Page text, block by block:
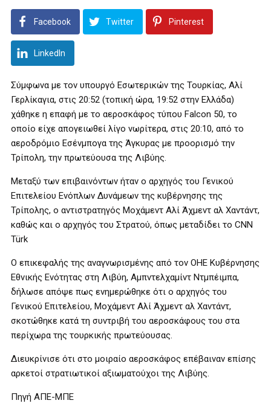
Facebook Twitter Pinterest
LinkedIn
Σύμφωνα με τον υπουργό Εσωτερικών της Τουρκίας, Αλί
Γερλίκαγια, στις 20:52 (τοπική ώρα, 19:52 στην Ελλάδα)
χάθηκε η επαφή με το αεροσκάφος τύπου Falcon 50, το
οποίο είχε απογειωθεί λίγο νωρίτερα, στις 20:10, από το
αεροδρόμιο Εσένμπογα της Άγκυρας με προορισμό την
Τρίπολη, την πρωτεύουσα της Λιβύης.
Μεταξύ των επιβαινόντων ήταν ο αρχηγός του Γενικού
Επιτελείου Ενόπλων Δυνάμεων της κυβέρνησης της
Τρίπολης, ο αντιστρατηγός Μοχάμεντ Αλί Άχμεντ αλ Χαντάντ,
καθώς και o αρχηγός του Στρατού, όπως μεταδίδει το CNN
Türk
Ο επικεφαλής της αναγνωρισμένης από τον ΟΗΕ Κυβέρνησης
Εθνικής Ενότητας στη Λιβύη, Αμπντελχαμίντ Ντμπέιμπα,
δήλωσε απόψε πως ενημερώθηκε ότι ο αρχηγός του
Γενικού Επιτελείου, Μοχάμεντ Αλί Άχμεντ αλ Χαντάντ,
σκοτώθηκε κατά τη συντριβή του αεροσκάφους του στα
περίχωρα της τουρκικής πρωτεύουσας.
Διευκρίνισε ότι στο μοιραίο αεροσκάφος επέβαιναν επίσης
αρκετοί στρατιωτικοί αξιωματούχοι της Λιβύης.
Πηγή ΑΠΕ-ΜΠΕ